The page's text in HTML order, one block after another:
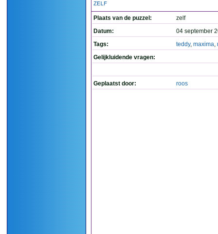
ZELF
Plaats van de puzzel:
zelf
Datum:
04 september
Tags:
teddy, maxima,
Gelijkluidende vragen:
Geplaatst door: roos